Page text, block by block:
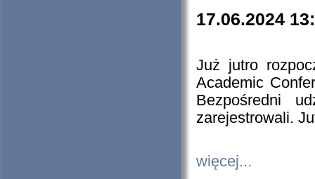
17.06.2024
Już jutro
Academic
Bezpośredni
zarejestrowali.
więcej...